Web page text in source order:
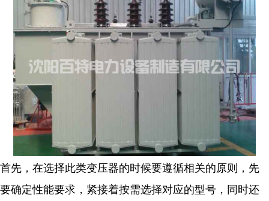
首先，在选择此类变压器的时候要遵循相关的原则，先
要确定性能要求，紧接着按需选择对应的型号，同时还